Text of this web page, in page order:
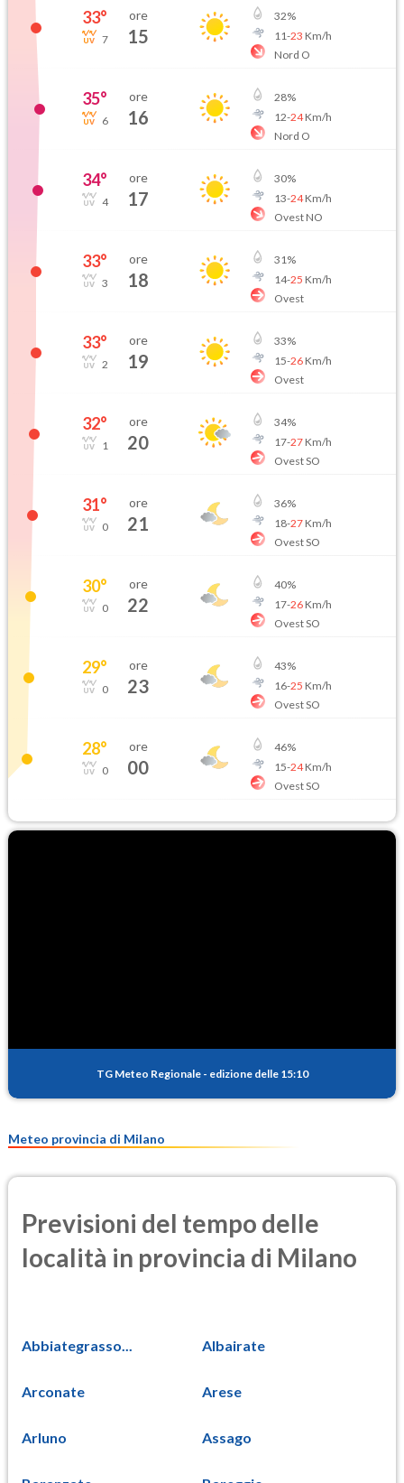
33°
7
ore
15
32%
11-23 Km/h
Nord O
35°
6
ore
16
28%
12-24Km/h
Nord O
34°
4
ore
17
30%
13-24Km/h
Ovest NO
33°
3
ore
18
31%
14-25 Km/h
Ovest
33°
2
ore
19
33%
15-26Km/h
Ovest
32°
1
ore
20
34%
17-27Km/h
Ovest SO
31°
0
ore
21
36%
18-27Km/h
Ovest SO
30°
0
ore
22
40%
17-26Km/h
Ovest SO
29°
0
ore
23
43%
16-25 Km/h
Ovest SO
28°
0
ore
00
46%
15-24Km/h
Ovest SO
TG Meteo Regionale - edizione delle 15:10
Meteo provincia di Milano
Previsioni del tempo delle
località in provincia di Milano
Abbiategrasso... Albairate
Arconate Arese
Arluno Assago